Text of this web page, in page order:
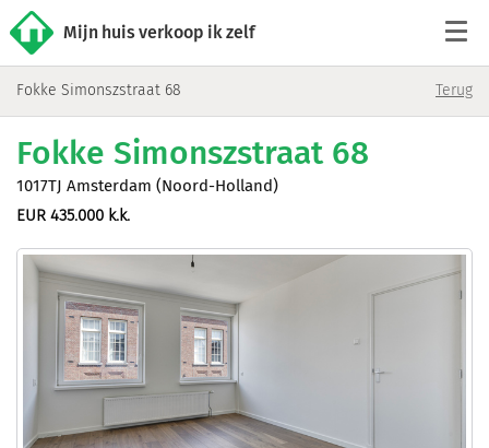
Mijn huis verkoop ik zelf
Woningaanbod
Contact
Verkoop starten
Fokke Simonszstraat 68 Terug
Fokke Simonszstraat 68
1017TJ Amsterdam (Noord-Holland)
EUR 435.000 k.k.